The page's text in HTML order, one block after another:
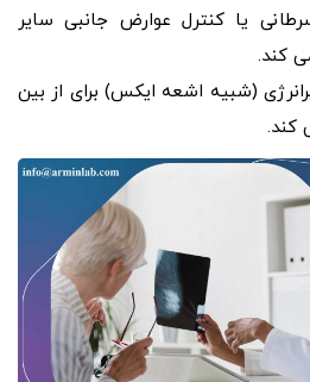
یا کنترل عوارض جانبی سایر
کند.
(شبیه اشعه ایکس) برای از بین
کند.